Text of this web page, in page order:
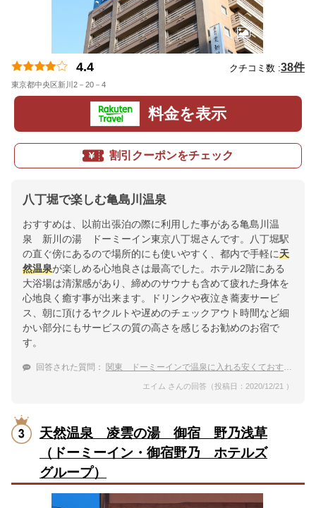
4.4 クチコミ数 :38件
東京都中央区新川2－20－4
料金を表示
割引クーポンをチェック
八丁堀で楽しむ亀島川温泉
おすすめは、以前出張泊の際に利用した事がある亀島川温
泉 新川の湯 ドーミーイン東京八丁堀さんです。八丁堀駅
の直ぐ傍にあるので場所的にも使いやすく、都内で手軽に天
然温泉が楽しめる心地良さは最高でした。ホテル2階にある
大浴場は清潔感があり、締めのサウナも含めて疲れた身体を
心地良く癒す事が出来ます。ドリンクや夜泣き蕎麦サービ
ス、朝に頂けるヤクルトや遅めのチェックアウト時間など細
かい部分にもサービスの質の高さを感じるお勧めのお宿で
す。
回答された質問： 関東 ドーミーインで温泉に入れる安くておすすめのホテル
エイム さんの回答（投稿日：2020/12/21 ）
天然温泉 凌雲の湯 御宿 野乃浅草
（ドーミーイン・御宿野乃 ホテルズ
グループ）